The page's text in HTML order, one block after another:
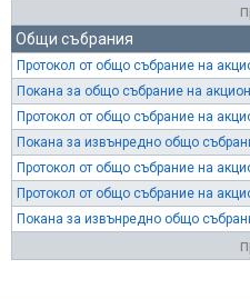
Общи събрания
Протокол от общо събрание на
Покана за общо събрание на
Протокол от общо събрание на
Покана за извънредно общо
Протокол от общо събрание на
Протокол от общо събрание на
Покана за извънредно общо